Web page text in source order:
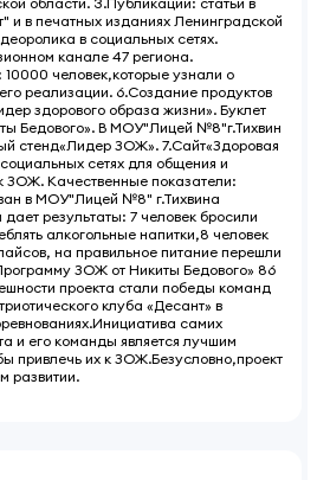
и в печатных изданиях Ленинградской
в социальных сетях.
канале 47 региона.
человек,которые узнали о
реализации. 6.Создание продуктов
здорового образа жизни». Буклет
Бедового». В МОУ"Лицей №8"г.Тихвин
стенд«Лидер ЗОЖ». 7.Сайт«Здоровая
сетях для общения и
ЗОЖ. Качественные показатели:
в МОУ"Лицей №8" г.Тихвина
результаты: 7 человек бросили
алкогольные напитки,8 человек
на правильное питание перешли
ЗОЖ от Никиты Бедового» 86
проекта стали победы команд
клуба «Десант» в
самих
и его команды является лучшим
привлечь их к ЗОЖ.Безусловно,проект
развитии.